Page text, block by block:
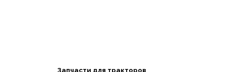
Запчасти для тракторов